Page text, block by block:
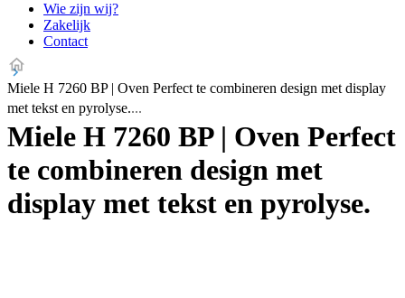
Wie zijn wij?
Zakelijk
Contact
Miele H 7260 BP | Oven Perfect te combineren design met display
met tekst en pyrolyse.
Miele H 7260 BP | Oven Perfect
te combineren design met
display met tekst en pyrolyse.